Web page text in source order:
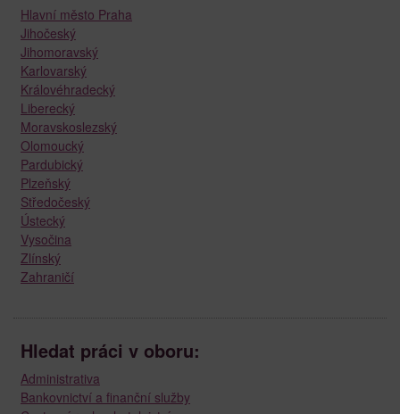
Hlavní město Praha
Jihočeský
Jihomoravský
Karlovarský
Královéhradecký
Liberecký
Moravskoslezský
Olomoucký
Pardubický
Plzeňský
Středočeský
Ústecký
Vysočina
Zlínský
Zahraničí
Hledat práci v oboru:
Administrativa
Bankovnictví a finanční služby